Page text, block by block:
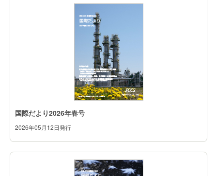
国際だより2026年春号
2026年05月12日発行